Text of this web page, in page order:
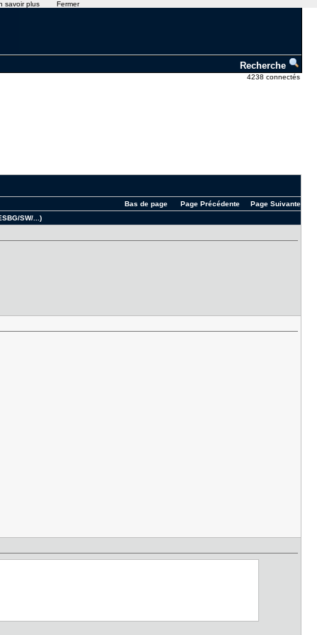
Recherche
4238 connectés
Page Suivante
Page Précédente
Bas de page
SW/...)
savoir plus Fermer